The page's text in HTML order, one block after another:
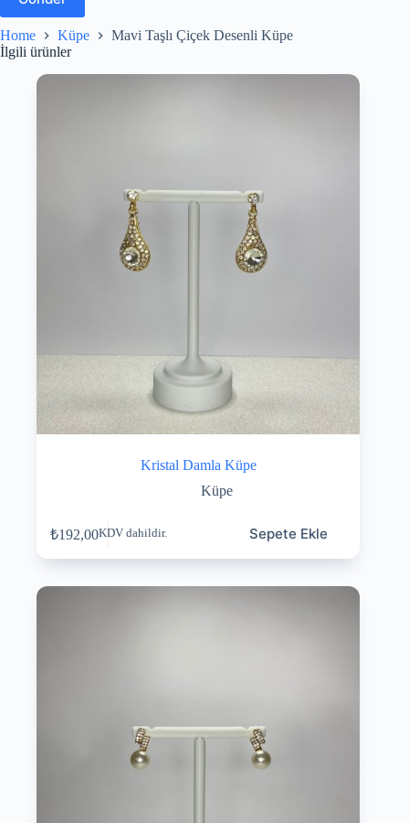
Home Küpe
Mavi Taşlı Çiçek Desenli Küpe
İlgili ürünler
Kristal Damla Küpe
Küpe
₺192,00KDV dahildir. Sepete Ekle